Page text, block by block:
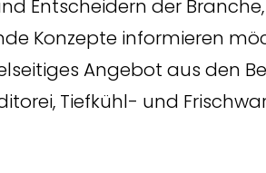
Entscheidern der
Konzepte informieren
Angebot aus den
Tiefkühl- und